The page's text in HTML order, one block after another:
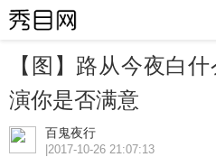
【图】路从今夜白
演你是否满意
百鬼夜行
|2017-10-26 21:07:13